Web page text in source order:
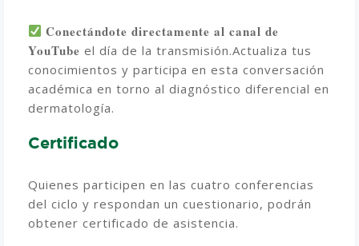
Conectándote directamente al canal de
YouTube el día de la transmisión.Actualiza tus
conocimientos y participa en esta conversación
académica en torno al diagnóstico diferencial en
dermatología.
Certificado
Quienes participen en las cuatro conferencias
del ciclo y respondan un cuestionario, podrán
obtener certificado de asistencia.